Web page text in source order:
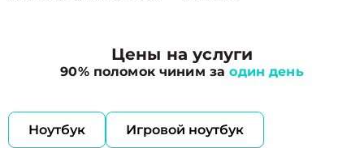
Цены на услуги
90% поломок чиним заодин день
Ноутбук Игровой ноутбук